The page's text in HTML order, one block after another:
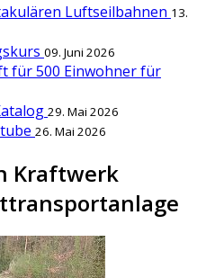
Luftseilbahnen 13.
09. Juni 2026
für 500 Einwohner für
29. Mai 2026
26. Mai 2026
Kraftwerk